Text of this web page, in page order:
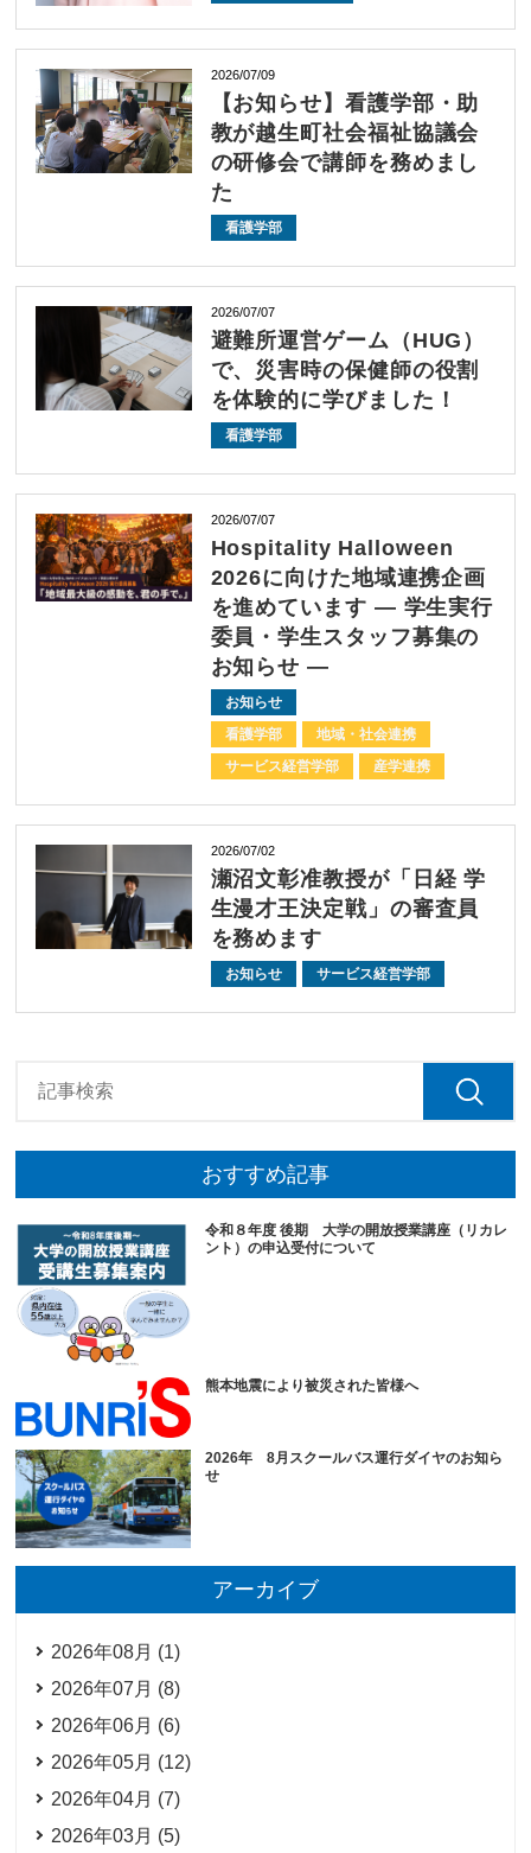
2026/07/09
【お知らせ】看護学部・助
教が越生町社会福祉協議会
の研修会で講師を務めまし
た
看護学部
2026/07/07
避難所運営ゲーム（HUG）
で、災害時の保健師の役割
を体験的に学びました！
看護学部
2026/07/07
Hospitality Halloween
2026に向けた地域連携企画
を進めています ― 学生実行
委員・学生スタッフ募集の
お知らせ ―
お知らせ
看護学部
地域・社会連携
サービス経営学部
産学連携
2026/07/02
瀬沼文彰准教授が「日経 学
生漫才王決定戦」の審査員
を務めます
お知らせ サービス経営学部
おすすめ記事
令和８年度 後期 大学の開放授業講座（リカレ
ント）の申込受付について
熊本地震により被災された皆様へ
2026年 8月スクールバス運行ダイヤのお知ら
せ
アーカイブ
2026年08月 (1)
2026年07月 (8)
2026年06月 (6)
2026年05月 (12)
2026年04月 (7)
2026年03月 (5)